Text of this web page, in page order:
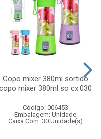
Copo mixer 380ml sortido
copo mixer 380ml so cx:030
Código: 006453
Embalagem: Unidade
Caixa Com: 30 Unidade(s)